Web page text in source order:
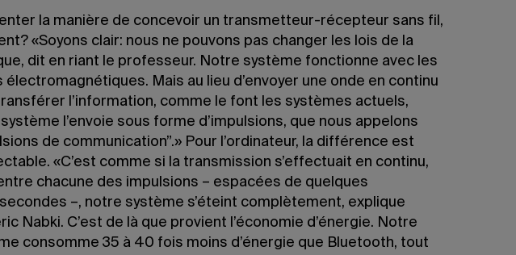
la manière de concevoir un transmetteur-récepteur sans fil,
«Soyons clair: nous ne pouvons pas changer les lois de la
dit en riant le professeur. Notre système fonctionne avec les
électromagnétiques. Mais au lieu d’envoyer une onde en continu
l’information, comme le font les systèmes actuels,
l’envoie sous forme d’impulsions, que nous appelons
de communication”.» Pour l’ordinateur, la différence est
«C’est comme si la transmission s’effectuait en continu,
chacune des impulsions – espacées de quelques
–, notre système s’éteint complètement, explique
Nabki. C’est de là que provient l’économie d’énergie. Notre
consomme 35 à 40 fois moins d’énergie que Bluetooth, tout